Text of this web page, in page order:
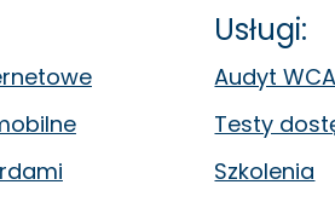
Usługi:
Audyt
Testy
Szkolenia